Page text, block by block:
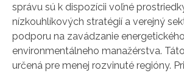
správu sú k dispozícii voľné
nízkouhlíkových stratégií a verejný
podporu na zavádzanie
environmentálneho manažérstva.
určená pre menej rozvinuté regióny.